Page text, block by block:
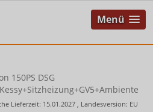
Menü
150PS DSG
Lieferzeit: 15.01.2027 , Landesversion: EU